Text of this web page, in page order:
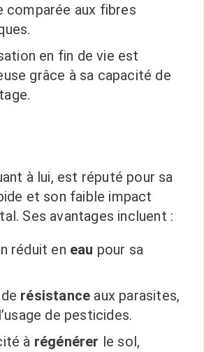
comparée aux fibres
en fin de vie est
grâce à sa capacité de
à lui, est réputé pour sa
et son faible impact
Ses avantages incluent :
réduit en eau pour sa
résistance aux parasites,
de pesticides.
à régénérer le sol,